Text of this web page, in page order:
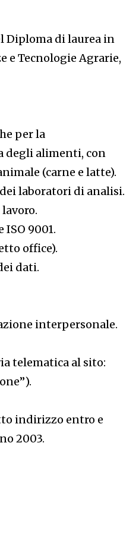
Diploma di laurea in
e Tecnologie Agrarie,
per la
degli alimenti, con
(carne e latte).
laboratori di analisi.
9001.
office).
dati.
interpersonale.
telematica al sito:
indirizzo entro e
2003.